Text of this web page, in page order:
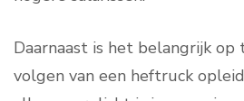
Daarnaast is het belangrijk
volgen van een heftruck